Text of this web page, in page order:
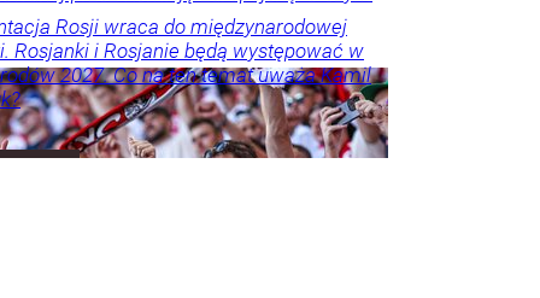
Rosji wraca do międzynarodowej
Rosjanki i Rosjanie będą występować w
2027. Co na ten temat uważa Kamil